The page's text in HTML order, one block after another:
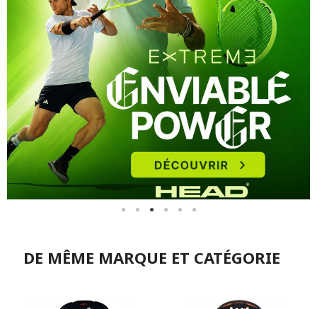
DE MÊME MARQUE ET CATÉGORIE